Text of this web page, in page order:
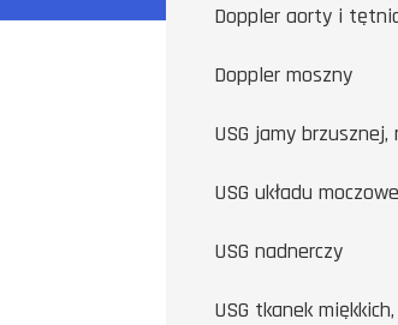
Doppler aorty i
Doppler moszny
USG jamy brzusznej,
USG układu
USG nadnerczy
USG tkanek